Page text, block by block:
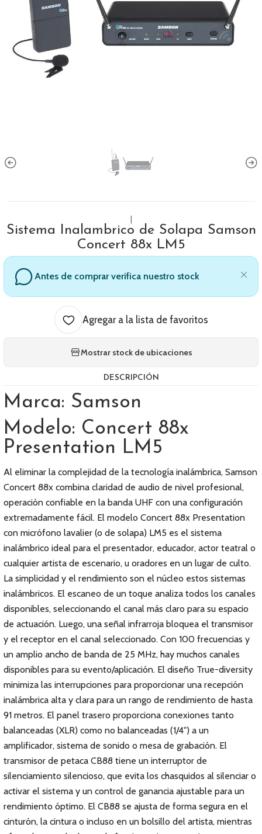
Sistema Inalambrico de Solapa Samson
Concert 88x LM5
Antes de comprar verifica nuestro stock
Agregar a la lista de favoritos
Mostrar stock de ubicaciones
DESCRIPCIÓN
Marca: Samson
Modelo: Concert 88x
Presentation LM5
Al eliminar la complejidad de la tecnología inalámbrica, Samson
Concert 88x combina claridad de audio de nivel profesional,
operación confiable en la banda UHF con una configuración
extremadamente fácil. El modelo Concert 88x Presentation
con micrófono lavalier (o de solapa) LM5 es el sistema
inalámbrico ideal para el presentador, educador, actor teatral o
cualquier artista de escenario, u oradores en un lugar de culto.
La simplicidad y el rendimiento son el núcleo estos sistemas
inalámbricos. El escaneo de un toque analiza todos los canales
disponibles, seleccionando el canal más claro para su espacio
de actuación. Luego, una señal infrarroja bloquea el transmisor
y el receptor en el canal seleccionado. Con 100 frecuencias y
un amplio ancho de banda de 25 MHz, hay muchos canales
disponibles para su evento/aplicación. El diseño True-diversity
minimiza las interrupciones para proporcionar una recepción
inalámbrica alta y clara para un rango de rendimiento de hasta
91 metros. El panel trasero proporciona conexiones tanto
balanceadas (XLR) como no balanceadas (1/4") a un
amplificador, sistema de sonido o mesa de grabación. El
transmisor de petaca CB88 tiene un interruptor de
silenciamiento silencioso, que evita los chasquidos al silenciar o
activar el sistema y un control de ganancia ajustable para un
rendimiento óptimo. El CB88 se ajusta de forma segura en el
cinturón, la cintura o incluso en un bolsillo del artista, mientras